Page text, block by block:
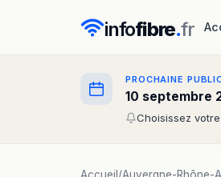
infofibre.fr
PROCHAINE
10 septembre
Choisissez